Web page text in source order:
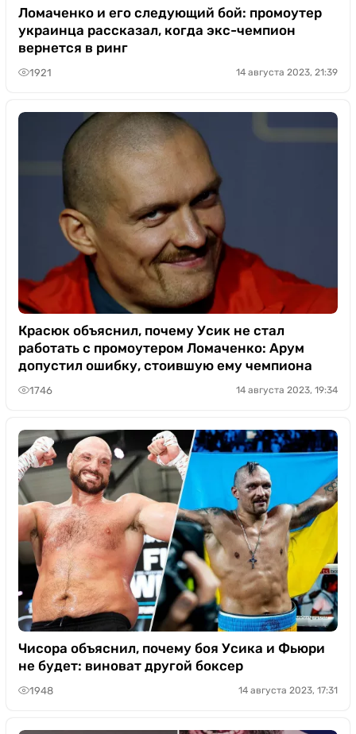
Ломаченко и его следующий бой: промоутер
украинца рассказал, когда экс-чемпион
вернется в ринг
1921 14 августа 2023, 21:39
Красюк объяснил, почему Усик не стал
работать с промоутером Ломаченко: Арум
допустил ошибку, стоившую ему чемпиона
1746 14 августа 2023, 19:34
Чисора объяснил, почему боя Усика и Фьюри
не будет: виноват другой боксер
1948 14 августа 2023, 17:31